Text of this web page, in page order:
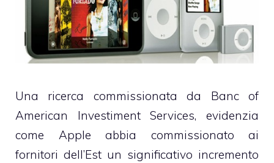
Una ricerca commissionata da Banc of
American Investiment Services, evidenzia
come Apple abbia commissionato ai
fornitori dell’Est un significativo incremento